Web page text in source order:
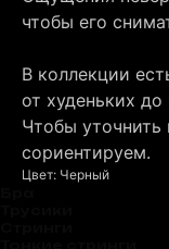
чтобы его
В коллекции
от худеньких
Чтобы
сориентируем.
Цвет: Черный